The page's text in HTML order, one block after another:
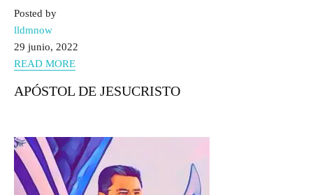
Posted by
lldmnow
29 junio, 2022
READ MORE
APÓSTOL DE JESUCRISTO